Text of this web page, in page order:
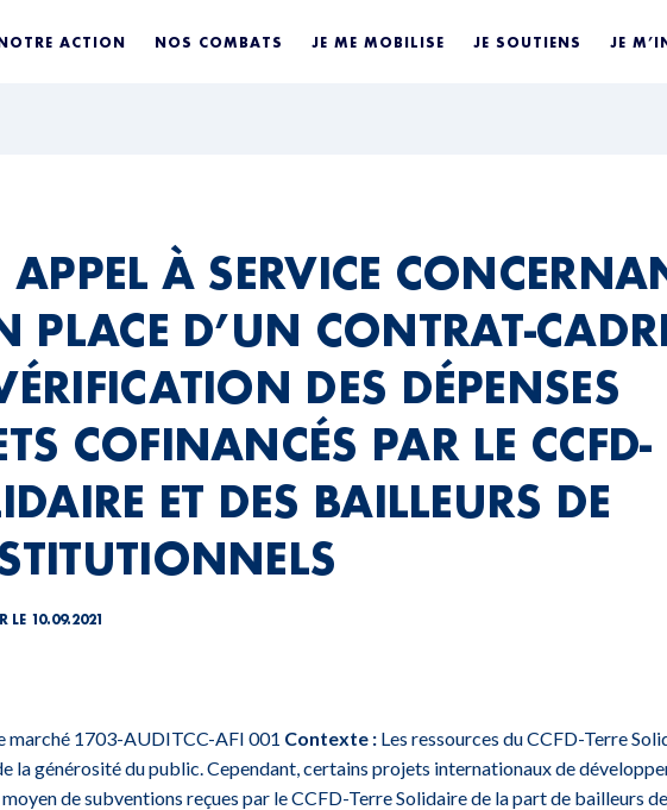
ACTION NOS COMBATS JE ME MOBILISE JE SOUTIENS JE
APPEL À SERVICE
PLACE D’UN CONTRAT-
DES DÉPENSES
COFINANCÉS PAR LE CCFD-
ET DES BAILLEURS DE
LE 10.09.2021
marché 1703-AUDITCC-AFI 001 Contexte : Les ressources du CCFD-Terre
la générosité du public. Cependant, certains projets internationaux de
de subventions reçues par le CCFD-Terre Solidaire de la part de bailleurs de